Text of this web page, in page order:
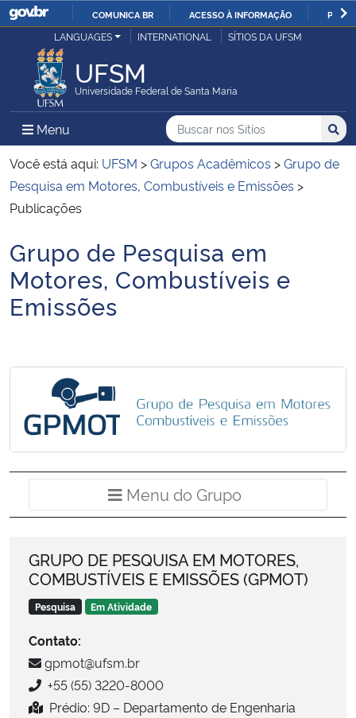
IR
COMUNICA BR ACESSO À INFORMAÇÃO
Ministério da Justiça e Segurança Pública
Ministério da Defesa
Ministério das Relações Exteriores
Ministério da Economia
Ministério da Infraestrutura
Ministério da Agricultura, Pecuária e Abastecimento
Ministério da Cidadania
Ministério da Saúde
Ministério de Minas e Energia
Ministério da Ciência, Tecnologia, Inovações e Comunicações
Ministério do Turismo
Controladoria-Geral da União
Ministério da Mulher, da Família e dos Direitos Humanos
LANGUAGES INTERNATIONAL SÍTIOS DA UFSM
UFSM
Universidade Federal de Santa Maria
Menu Menu Principal do Sítio
Busca
Buscar no nos Sítios
Busca:
Você está aqui: UFSM >Grupos Acadêmicos >Grupo de
Pesquisa em Motores, Combustíveis e Emissões >
Publicações
Início do conteúdo
Grupo de Pesquisa em
Motores, Combustíveis e
Emissões
Menu do Grupo
GRUPO DE PESQUISA EM MOTORES,
COMBUSTÍVEIS E EMISSÕES (GPMOT)
Pesquisa Em Atividade
Contato:
gpmot@ufsm.br
+55 (55) 3220-8000
Prédio: 9D – Departamento de Engenharia